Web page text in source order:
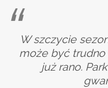
W szczycie
może być
już rano.